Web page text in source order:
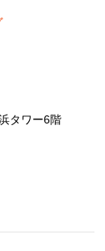
タワー6階